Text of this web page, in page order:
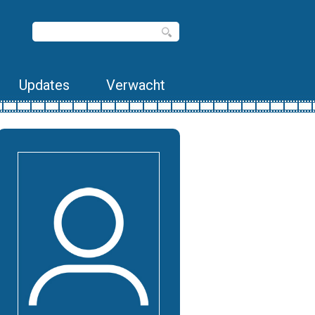
Updates Verwacht